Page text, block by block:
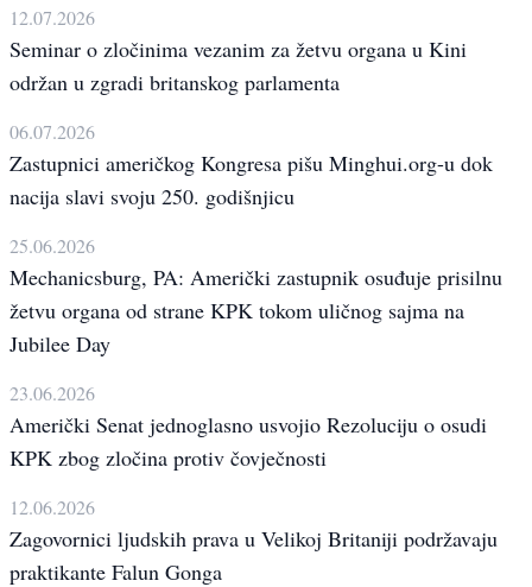
12.07.2026
Seminar o zločinima vezanim za žetvu organa u Kini
održan u zgradi britanskog parlamenta
06.07.2026
Zastupnici američkog Kongresa pišu Minghui.org-u dok
nacija slavi svoju 250. godišnjicu
25.06.2026
Mechanicsburg, PA: Američki zastupnik osuđuje prisilnu
žetvu organa od strane KPK tokom uličnog sajma na
Jubilee Day
23.06.2026
Američki Senat jednoglasno usvojio Rezoluciju o osudi
KPK zbog zločina protiv čovječnosti
12.06.2026
Zagovornici ljudskih prava u Velikoj Britaniji podržavaju
praktikante Falun Gonga